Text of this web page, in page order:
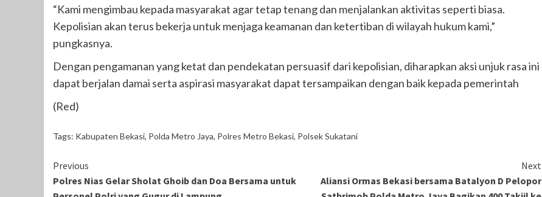
“Kami mengimbau kepada masyarakat agar tetap tenang dan menjalankan aktivitas seperti biasa.
Kepolisian akan terus bekerja untuk menjaga keamanan dan ketertiban di wilayah hukum kami,”
pungkasnya.
Dengan pengamanan yang ketat dan pendekatan persuasif dari kepolisian, diharapkan aksi unjuk rasa ini
dapat berjalan damai serta aspirasi masyarakat dapat tersampaikan dengan baik kepada pemerintah
(Red)
Tags: Kabupaten Bekasi, Polda Metro Jaya, Polres Metro Bekasi, Polsek Sukatani
Continue
Reading
Previous
Polres Nias Gelar Sholat Ghoib dan Doa Bersama untuk
Next
Aliansi Ormas Bekasi bersama Batalyon D Pelopor